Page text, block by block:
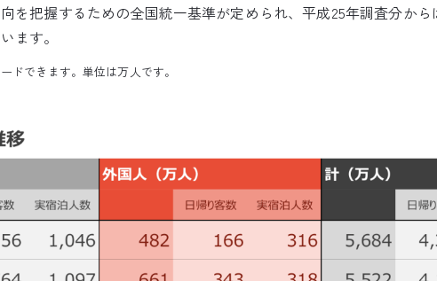
を把握するための全国統一基準が定められ、平成25年調査分か
ます。
ドできます。単位は万人です。